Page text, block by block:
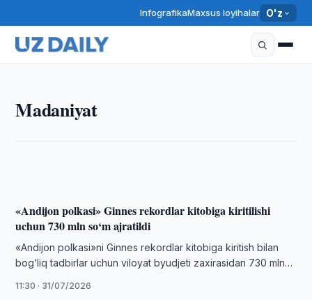
InfografikaMaxsus loyihalar O'z
Madaniyat
Aktyor, rejissyor va pedagog Abdumannon
Ubaydullayev vafot etdi
«Andijon polkasi» Ginnes rekordlar kitobiga kiritilishi
uchun 730 mln so‘m ajratildi
«Andijon polkasi»ni Ginnes rekordlar kitobiga kiritish bilan
bog‘liq tadbirlar uchun viloyat byudjeti zaxirasidan 730 mln
11:30 · 31/07/2026